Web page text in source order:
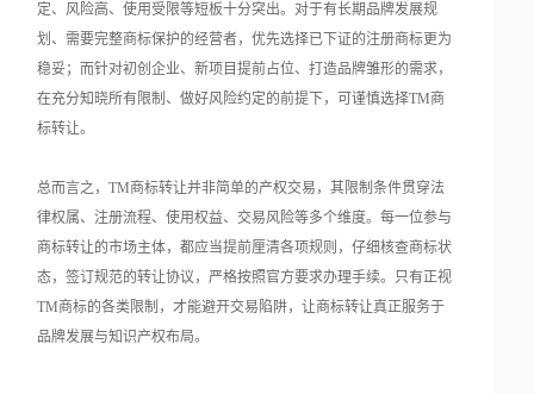
定、风险高、使用受限等短板十分突出。对于有长期品牌发展规
划、需要完整商标保护的经营者，优先选择已下证的注册商标更为
稳妥；而针对初创企业、新项目提前占位、打造品牌雏形的需求，
在充分知晓所有限制、做好风险约定的前提下，可谨慎选择TM商
标转让。
总而言之，TM商标转让并非简单的产权交易，其限制条件贯穿法
律权属、注册流程、使用权益、交易风险等多个维度。每一位参与
商标转让的市场主体，都应当提前厘清各项规则，仔细核查商标状
态，签订规范的转让协议，严格按照官方要求办理手续。只有正视
TM商标的各类限制，才能避开交易陷阱，让商标转让真正服务于
品牌发展与知识产权布局。